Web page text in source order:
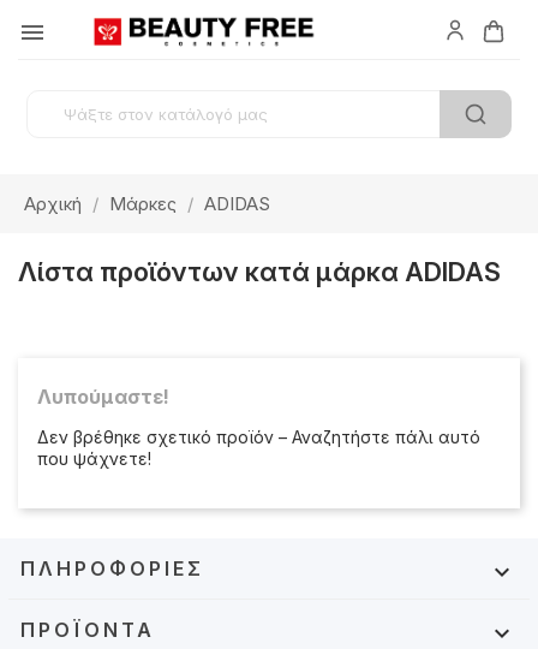

Αρχική Μάρκες ADIDAS
Λίστα προϊόντων κατά μάρκα ADIDAS
Λυπούμαστε!
Δεν βρέθηκε σχετικό προϊόν – Αναζητήστε πάλι αυτό
που ψάχνετε!
ΠΛΗΡΟΦΟΡΊΕΣ 
ΠΡΟΪΌΝΤΑ 